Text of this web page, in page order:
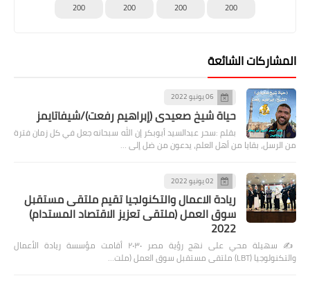
200
200
200
200
المشاركات الشائعة
06 يونيو 2022
حياة شيخ صعيدى (إبراهيم رفعت)/شيفاتايمز
بقلم :سحر عبدالسيد أبوبكر إن الله سبحانه جعل في كل زمان فترة
من الرسل، بقايا من أهل العلم، يدعون من ضل إلى …
02 يونيو 2022
ريادة الاعمال والتكنولجيا تقيم ملتقى مستقبل
سوق العمل (ملتقى تعزيز الاقتصاد المستدام)
2022
✍️ سهيلة محي على نهج رؤية مصر ٢٠٣٠ أقامت مؤسسة ريادة الأعمال
والتكنولوجيا (LBT) ملتقى مستقبل سوق العمل (ملت…